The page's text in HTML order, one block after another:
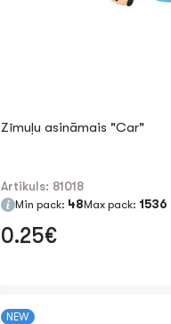
Zīmuļu asināmais "Car"
Artikuls: 81018
Min pack: 48Max pack: 1536
0.25€
NEW